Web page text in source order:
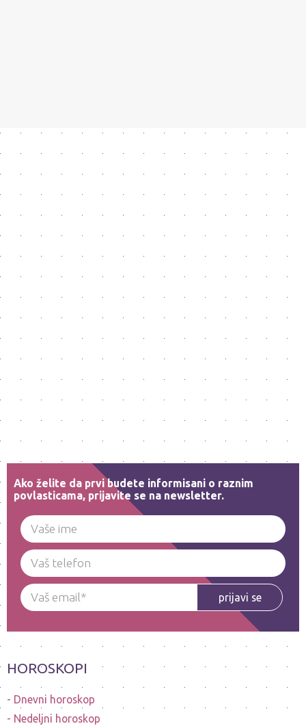
Ako želite da prvi budete informisani o raznim
povlasticama, prijavite se na newsletter.
prijavi se
HOROSKOPI
Dnevni horoskop
Nedeljni horoskop